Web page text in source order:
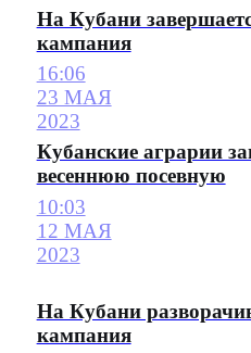
На Кубани
кампания
16:06
23 МАЯ
2023
Кубанские аграрии
весеннюю посевную
10:03
12 МАЯ
2023
На Кубани
кампания